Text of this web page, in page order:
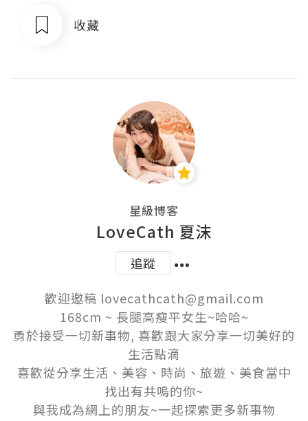
收藏
星級博客
LoveCath 夏沫
追蹤
歡迎邀稿 lovecathcath@gmail.com
168cm ~ 長腿高瘦平女生~哈哈~
勇於接受一切新事物, 喜歡跟大家分享一切美好的
生活點滴
喜歡從分享生活、美容、時尚、旅遊、美食當中
找出有共嗚的你~
與我成為網上的朋友~一起探索更多新事物